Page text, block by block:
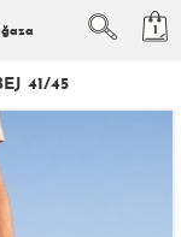
1
41/45